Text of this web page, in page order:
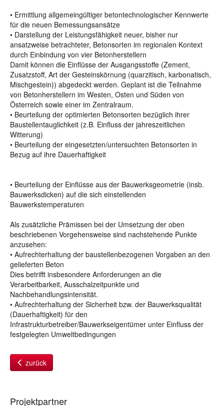
• Ermittlung allgemeingültiger betontechnologischer Kennwerte
für die neuen Bemessungsansätze
• Darstellung der Leistungsfähigkeit neuer, bisher nur
ansatzweise betrachteter, Betonsorten im regionalen Kontext
durch Einbindung von vier Betonherstellern
Damit können die Einflüsse der Ausgangsstoffe (Zement,
Zusatzstoff, Art der Gesteinskörnung (quarzitisch, karbonatisch,
Mischgestein)) abgedeckt werden. Geplant ist die Teilnahme
von Betonherstellern im Westen, Osten und Süden von
Österreich sowie einer im Zentralraum.
• Beurteilung der optimierten Betonsorten bezüglich ihrer
Baustellentauglichkeit (z.B. Einfluss der jahreszeitlichen
Witterung)
• Beurteilung der eingesetzten/untersuchten Betonsorten in
Bezug auf ihre Dauerhaftigkeit
• Beurteilung der Einflüsse aus der Bauwerksgeometrie (insb.
Bauwerksdicken) auf die sich einstellenden
Bauwerkstemperaturen
Als zusätzliche Prämissen bei der Umsetzung der oben
beschriebenen Vorgehensweise sind nachstehende Punkte
anzusehen:
• Aufrechterhaltung der baustellenbezogenen Vorgaben an den
gelieferten Beton
Dies betrifft insbesondere Anforderungen an die
Verarbeitbarkeit, Ausschalzeitpunkte und
Nachbehandlungsintensität.
• Aufrechterhaltung der Sicherheit bzw. der Bauwerksqualität
(Dauerhaftigkeit) für den
Infrastrukturbetreiber/Bauwerkseigentümer unter Einfluss der
festgelegten Umweltbedingungen
zurück
Projektpartner